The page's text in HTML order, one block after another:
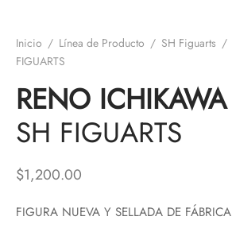
Inicio / Línea de Producto / SH Figuarts /
FIGUARTS
RENO ICHIKAWA
SH FIGUARTS
$1,200.00
FIGURA NUEVA Y SELLADA DE FÁBRICA